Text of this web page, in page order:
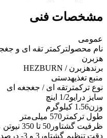
مشخصات فنی
عمومی
نام محصول
هزبرن
برندهزبرن / HEZBURN
منبع تغذیهدستی
نوع ترکمتر تقه ای / جغجغه ای
سایز درایو1/2 اینچ
وزن1.56 کیلوگرم
طول ترکمتر 570 میلی‌متر
ظرفیت گشتاور 50 تا 350 نیوتن متر و 5 الی 35 کیلوگرم متر
دقت تنظیم گشتاور 3 و 3- درصد